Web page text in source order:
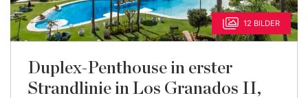
12 BILDER
Duplex-Penthouse in erster
Strandlinie in Los Granados II,